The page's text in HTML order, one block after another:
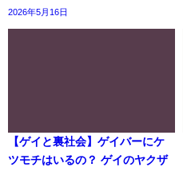
2026年5月16日
【ゲイと裏社会】ゲイバーにケ
ツモチはいるの？ ゲイのヤクザ